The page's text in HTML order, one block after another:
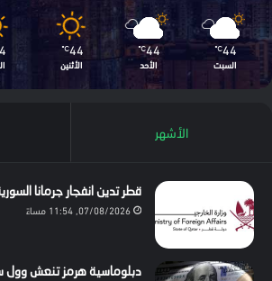
44
℃
السبت
44
℃
الأحد
44
℃
الأثنين
الأشهر
قطر تدين انفجار جرمانا
07/08/2026, 11:54 مساءً
دبلوماسية هرمز تنعش